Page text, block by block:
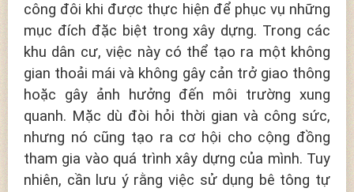
công đôi khi được thực hiện để phục vụ những
mục đích đặc biệt trong xây dựng. Trong các
khu dân cư, việc này có thể tạo ra một không
gian thoải mái và không gây cản trở giao thông
hoặc gây ảnh hưởng đến môi trường xung
quanh. Mặc dù đòi hỏi thời gian và công sức,
nhưng nó cũng tạo ra cơ hội cho cộng đồng
tham gia vào quá trình xây dựng của mình. Tuy
nhiên, cần lưu ý rằng việc sử dụng bê tông tự